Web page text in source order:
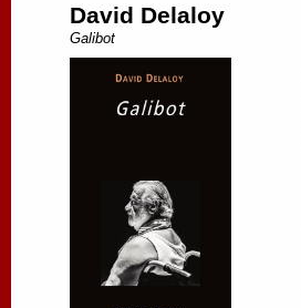
David Delaloy
Galibot